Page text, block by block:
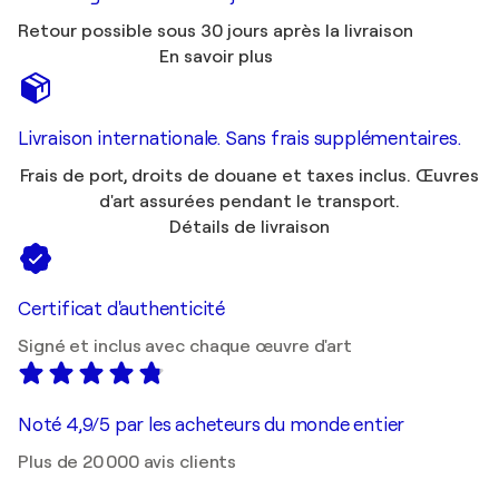
Retour possible sous 30 jours après la livraison
En savoir plus
Livraison internationale. Sans frais supplémentaires.
Frais de port, droits de douane et taxes inclus. Œuvres
d'art assurées pendant le transport.
Détails de livraison
Certificat d'authenticité
Signé et inclus avec chaque œuvre d'art
Noté 4,9/5 par les acheteurs du monde entier
Plus de 20 000 avis clients